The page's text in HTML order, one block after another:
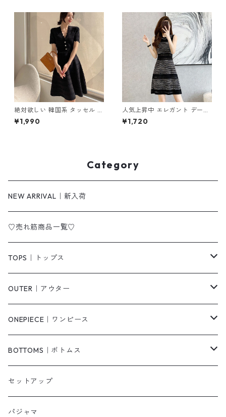
絶対欲しい 韓国系 タッセル A
ライン ニットワンピース m-2
63
¥1,990
人気上昇中 エレガント デート
ニットワンピース m-259
¥1,720
Category
NEW ARRIVAL｜新入荷
♡売れ筋商品一覧♡
TOPS｜トップス
Tシャツ/カットソー
シャツ/ブラウス
ベスト/チョッキ
タンクトップ/キャミソール
スウェット/パーカー
OUTER｜アウター
ジャケット/ブルゾン
コート
カーディガン
ダウンコート
ONEPIECE｜ワンピース
柄
無地
ニットワンピース
BOTTOMS｜ボトムス
パンツ・デニム
ショートパンツ
セットアップ
パジャマ